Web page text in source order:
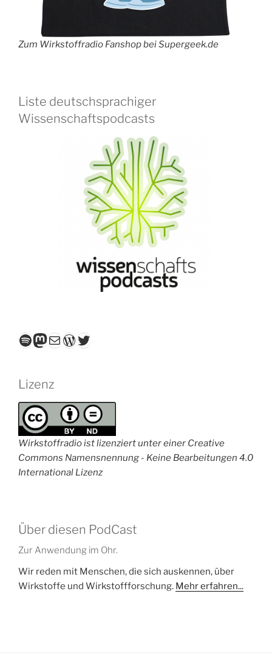
Zum Wirkstoffradio Fanshop bei Supergeek.de
Liste deutschsprachiger
Wissenschaftspodcasts
Spotify
Mastodon
E-MailWordPress
Twitter
Lizenz
Wirkstoffradio ist lizenziert unter einer Creative
Commons Namensnennung - Keine Bearbeitungen 4.0
International Lizenz
Über diesen PodCast
Zur Anwendung im Ohr.
Wir reden mit Menschen, die sich auskennen, über
Wirkstoffe und Wirkstoffforschung. Mehr erfahren...